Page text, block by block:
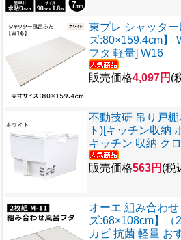
東プレ シャッタ
ズ:80×159.4cm】
フタ 軽量] W16
販売価格4,097円 (
不動技研 吊り戸
ト)[キッチン収納
キッチン 収納 ク
販売価格563円 (税
オーエ 組み合わ
ズ:68×108cm】（
カビ 抗菌 軽量 お